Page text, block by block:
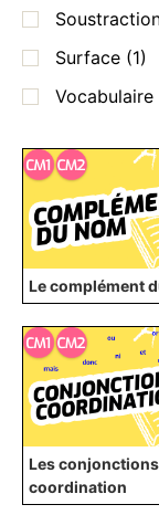
Surface (1)
Vocabulaire
Le complément
Les
coordination